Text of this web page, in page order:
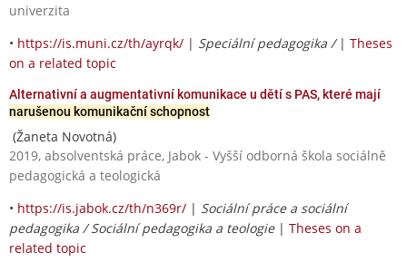
univerzita
• https://is.muni.cz/th/ayrqk/ | Speciální pedagogika / | Theses
on a related topic
Alternativní a augmentativní komunikace u dětí s PAS, které mají
narušenou komunikační schopnost
(Žaneta Novotná)
2019, absolventská práce, Jabok - Vyšší odborná škola sociálně
pedagogická a teologická
• https://is.jabok.cz/th/n369r/ | Sociální práce a sociální
pedagogika / Sociální pedagogika a teologie| Theses on a
related topic